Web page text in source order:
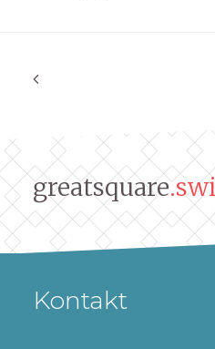
greatsquare
Kontakt